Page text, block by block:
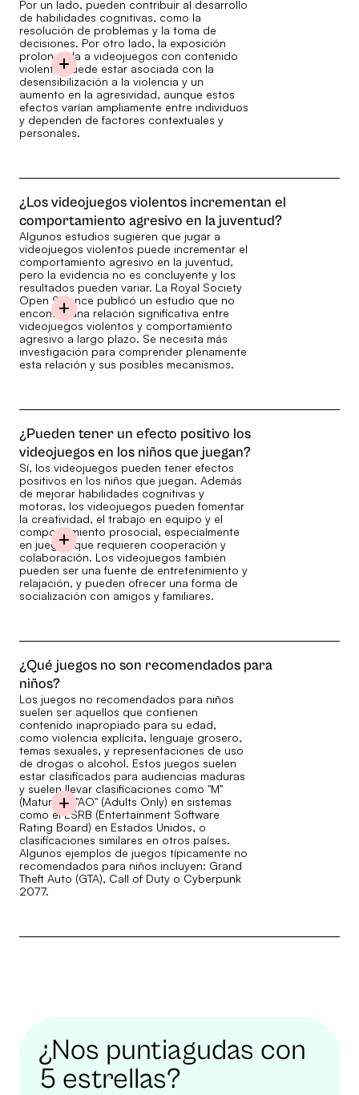
Por un lado, pueden contribuir al desarrollo
de habilidades cognitivas, como la
resolución de problemas y la toma de
decisiones. Por otro lado, la exposición
prolongada a videojuegos con contenido
violento puede estar asociada con la
desensibilización a la violencia y un
aumento en la agresividad, aunque estos
efectos varían ampliamente entre individuos
y dependen de factores contextuales y
personales.
¿Los videojuegos violentos incrementan el
comportamiento agresivo en la juventud?
Algunos estudios sugieren que jugar a
videojuegos violentos puede incrementar el
comportamiento agresivo en la juventud,
pero la evidencia no es concluyente y los
resultados pueden variar. La Royal Society
Open Science publicó un estudio que no
encontró una relación significativa entre
videojuegos violentos y comportamiento
agresivo a largo plazo. Se necesita más
investigación para comprender plenamente
esta relación y sus posibles mecanismos.
¿Pueden tener un efecto positivo los
videojuegos en los niños que juegan?
Sí, los videojuegos pueden tener efectos
positivos en los niños que juegan. Además
de mejorar habilidades cognitivas y
motoras, los videojuegos pueden fomentar
la creatividad, el trabajo en equipo y el
comportamiento prosocial, especialmente
en juegos que requieren cooperación y
colaboración. Los videojuegos también
pueden ser una fuente de entretenimiento y
relajación, y pueden ofrecer una forma de
socialización con amigos y familiares.
¿Qué juegos no son recomendados para
niños?
Los juegos no recomendados para niños
suelen ser aquellos que contienen
contenido inapropiado para su edad,
como violencia explícita, lenguaje grosero,
temas sexuales, y representaciones de uso
de drogas o alcohol. Estos juegos suelen
estar clasificados para audiencias maduras
y suelen llevar clasificaciones como "M"
(Mature) o "AO" (Adults Only) en sistemas
como el ESRB (Entertainment Software
Rating Board) en Estados Unidos, o
clasificaciones similares en otros países.
Algunos ejemplos de juegos típicamente no
recomendados para niños incluyen: Grand
Theft Auto (GTA), Call of Duty o Cyberpunk
2077.
¿Nos puntiagudas con
5 estrellas?